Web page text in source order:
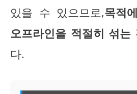
있을 수 있으므로,목적
오프라인을 적절히 섞는
다.